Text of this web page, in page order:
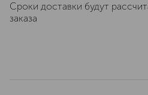
Сроки доставки будут
заказа